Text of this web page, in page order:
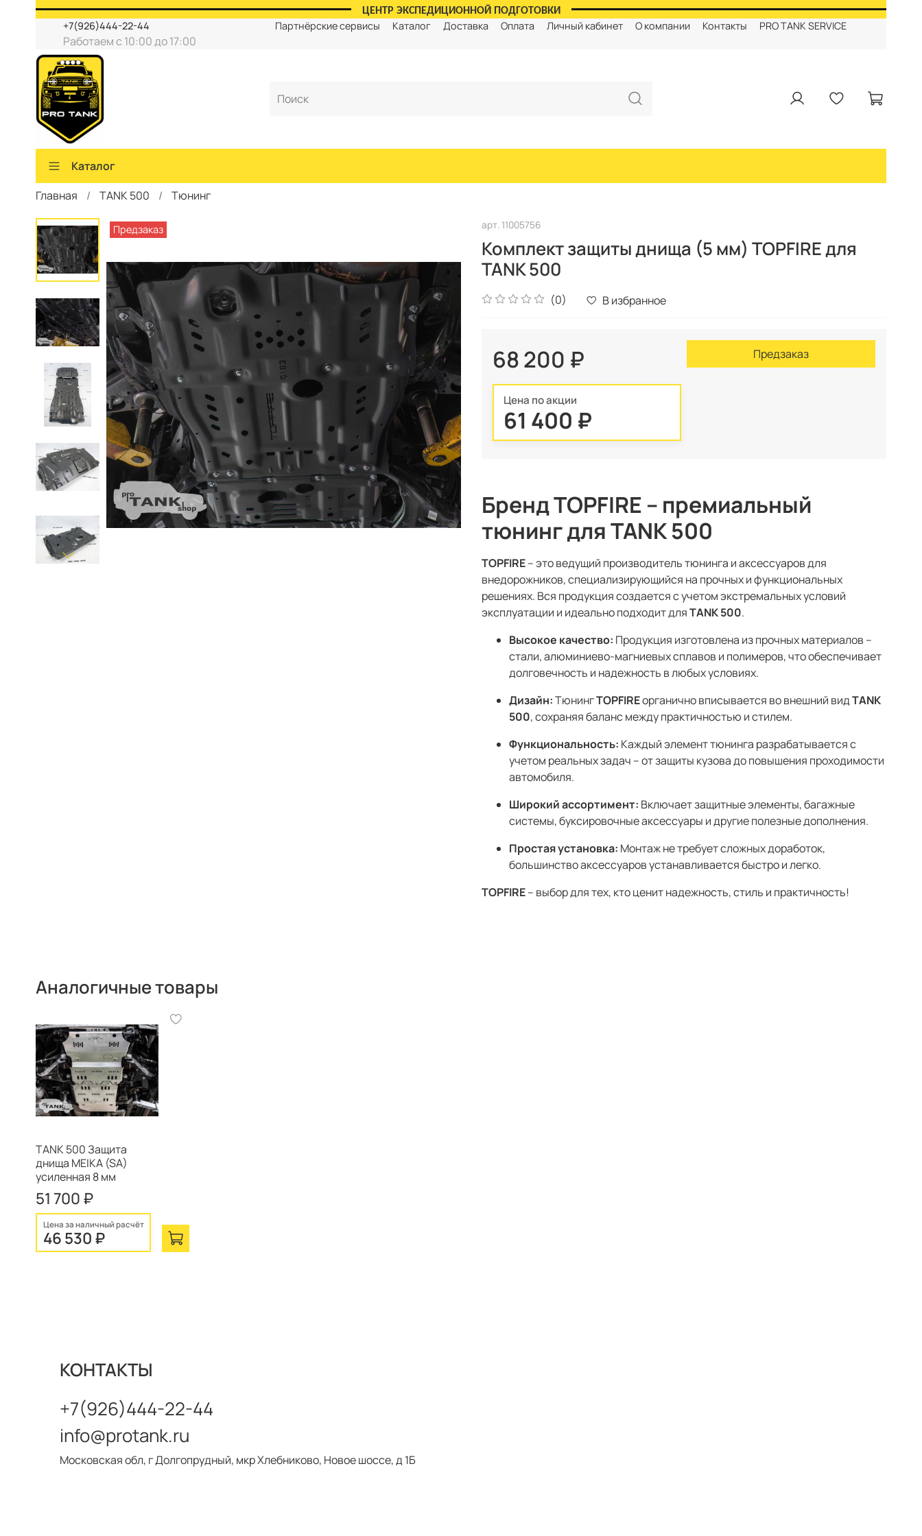
ЦЕНТР ЭКСПЕДИЦИОННОЙ ПОДГОТОВКИ
Партнёрские сервисы Каталог Доставка Оплата Личный кабинет О компании Контакты PRO TANK SERVICE
Работаем с 10:00 до 17:00
+7(926)444-22-44
Каталог
Главная
TANK 500 Тюнинг
Предзаказ арт. 11005756
Комплект защиты днища (5 мм) TOPFIRE для
TANK 500
(0) В избранное
68 200 ₽
Цена по акции
61 400 ₽
Предзаказ
Бренд TOPFIRE – премиальный
тюнинг для TANK 500
TOPFIRE– это ведущий производитель тюнинга и аксессуаров для
внедорожников, специализирующийся на прочных и функциональных
решениях. Вся продукция создается с учетом экстремальных условий
эксплуатации и идеально подходит дляTANK 500.
Высокое качество: Продукция изготовлена из прочных материалов –
стали, алюминиево-магниевых сплавов и полимеров, что обеспечивает
долговечность и надежность в любых условиях.
Дизайн:ТюнингTOPFIREорганично вписывается во внешний видTANK
500, сохраняя баланс между практичностью и стилем.
Функциональность: Каждый элемент тюнинга разрабатывается с
учетом реальных задач – от защиты кузова до повышения проходимости
автомобиля.
Широкий ассортимент: Включает защитные элементы, багажные
системы, буксировочные аксессуары и другие полезные дополнения.
Простая установка: Монтаж не требует сложных доработок,
большинство аксессуаров устанавливается быстро и легко.
TOPFIRE– выбор для тех, кто ценит надежность, стиль и практичность!
Аналогичные товары
TANK 500 Защита
днища MEIKA (SA)
усиленная 8 мм
51 700 ₽
Цена за наличный расчёт
46 530 ₽
КОНТАКТЫ
+7(926)444-22-44
info@protank.ru
Московская обл, г Долгопрудный, мкр Хлебниково, Новое шоссе, д 1Б